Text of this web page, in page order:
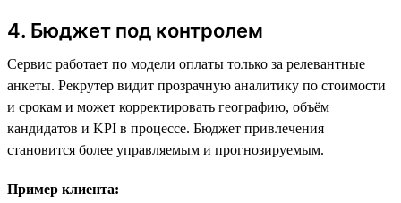
4. Бюджет под контролем
Сервис работает по модели оплаты только за релевантные
анкеты. Рекрутер видит прозрачную аналитику по стоимости
и срокам и может корректировать географию, объём
кандидатов и KPI в процессе. Бюджет привлечения
становится более управляемым и прогнозируемым.
Пример клиента: